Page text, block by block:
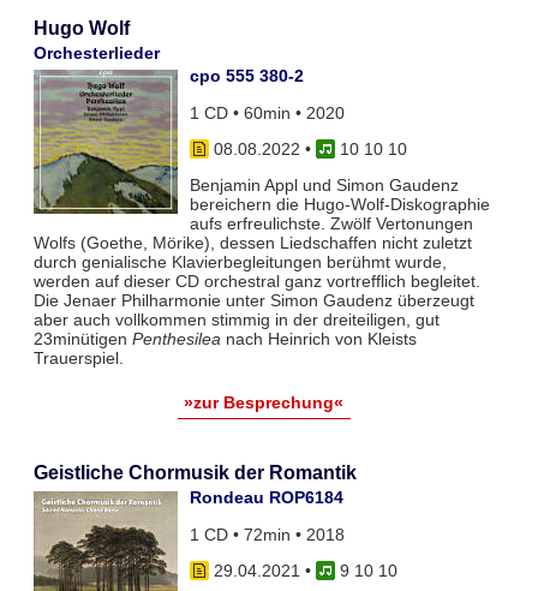
Hugo Wolf
Orchesterlieder
cpo 555 380-2
1 CD • 60min • 2020
08.08.2022 •
10 10 10
Benjamin Appl und Simon Gaudenz
bereichern die Hugo-Wolf-Diskographie
aufs erfreulichste. Zwölf Vertonungen
Wolfs (Goethe, Mörike), dessen Liedschaffen nicht zuletzt
durch genialische Klavierbegleitungen berühmt wurde,
werden auf dieser CD orchestral ganz vortrefflich begleitet.
Die Jenaer Philharmonie unter Simon Gaudenz überzeugt
aber auch vollkommen stimmig in der dreiteiligen, gut
23minütigen Penthesileanach Heinrich von Kleists
Trauerspiel.
»zur Besprechung«
Geistliche Chormusik der Romantik
Rondeau ROP6184
1 CD • 72min • 2018
29.04.2021 •
9 10 10